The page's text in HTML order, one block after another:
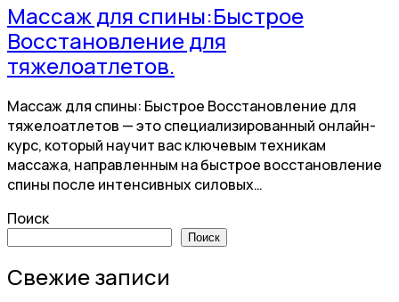
Массаж для спины:Быстрое
Восстановление для
тяжелоатлетов.
Массаж для спины: Быстрое Восстановление для
тяжелоатлетов — это специализированный онлайн-
курс, который научит вас ключевым техникам
массажа, направленным на быстрое восстановление
спины после интенсивных силовых…
Поиск
Поиск
Свежие записи